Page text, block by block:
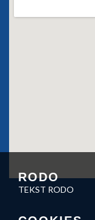
RODO
TEKST RODO